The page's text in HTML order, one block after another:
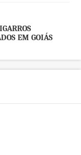
EM GOIÁS